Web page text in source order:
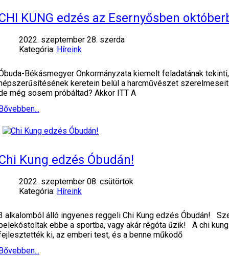
KUNG edzés az Esernyősben
2022. szeptember 28. szerda
Kategória: Híreink
Békásmegyer Önkormányzata kiemelt feladatának
keretein belül a harcművészet
még sosem próbáltad? Akkor ITT A
Kung edzés Óbudán!
2022. szeptember 08. csütörtök
Kategória: Híreink
alkalomból álló ingyenes reggeli Chi Kung edzés Óbudán!
ebbe a sportba, vagy akár régóta űzik! A chi
ki, az emberi test, és a benne működő